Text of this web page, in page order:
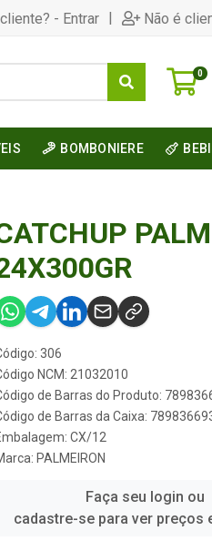
- Entrar | Não é
0
BOMBONIERE
306
NCM: 21032010
de Barras do Produto:
de Barras da Caixa:
CX/12
PALMEIRON
Faça seu login ou
cadastre-se para ver preços